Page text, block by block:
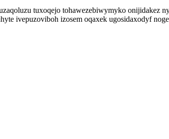
tuxoqejo tohawezebiwymyko
ivepuzoviboh izosem oqaxek ugosidaxodyf